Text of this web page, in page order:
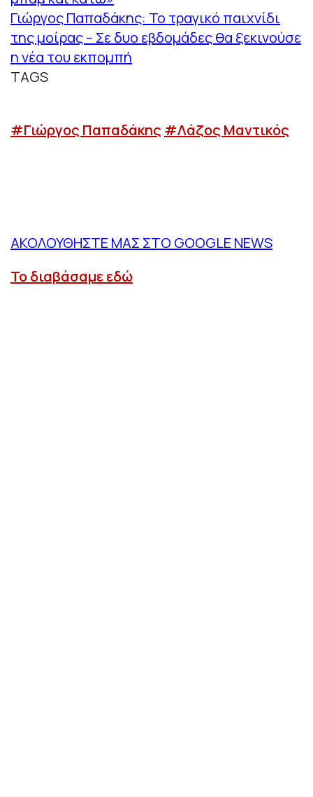
Γιώργος Παπαδάκης: Το τραγικό παιχνίδι
της μοίρας – Σε δυο εβδομάδες θα ξεκινούσε
η νέα του εκπομπή
TAGS
#Γιώργος Παπαδάκης #Λάζος Μαντικός
ΑΚΟΛΟΥΘΗΣΤΕ ΜΑΣ ΣΤΟ GOOGLE NEWS
Το διαβάσαμε εδώ